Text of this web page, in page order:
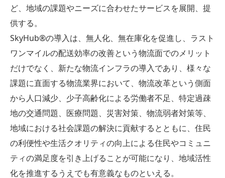
ど、地域の課題やニーズに合わせたサービスを展開、提
供する。
SkyHub®の導入は、無人化、無在庫化を促進し、ラスト
ワンマイルの配送効率の改善という物流面でのメリット
だけでなく、新たな物流インフラの導入であり、様々な
課題に直面する物流業界において、物流改革という側面
から人口減少、少子高齢化による労働者不足、特定過疎
地の交通問題、医療問題、災害対策、物流弱者対策等、
地域における社会課題の解決に貢献するとともに、住民
の利便性や生活クオリティの向上による住民やコミュニ
ティの満足度を引き上げることが可能になり、地域活性
化を推進するうえでも有意義なものといえる。